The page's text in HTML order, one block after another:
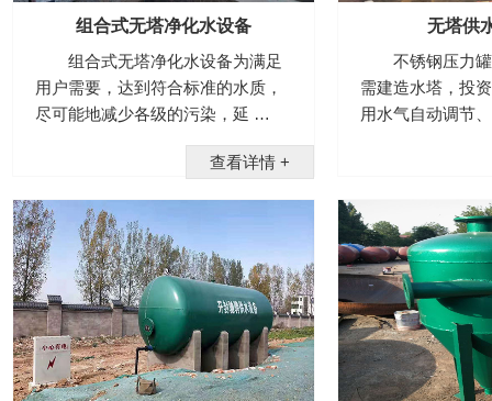
组合式无塔净化水设备
组合式无塔净化水设备为满足
用户需要，达到符合标准的水质，
尽可能地减少各级的污染，延 …
查看详情 +
无塔供
不锈钢压力罐
需建造水塔，投
用水气自动调节